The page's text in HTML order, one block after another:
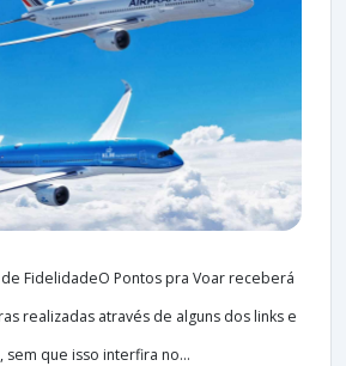
FidelidadeO Pontos pra Voar receberá
realizadas através de alguns dos links e
que isso interfira no...